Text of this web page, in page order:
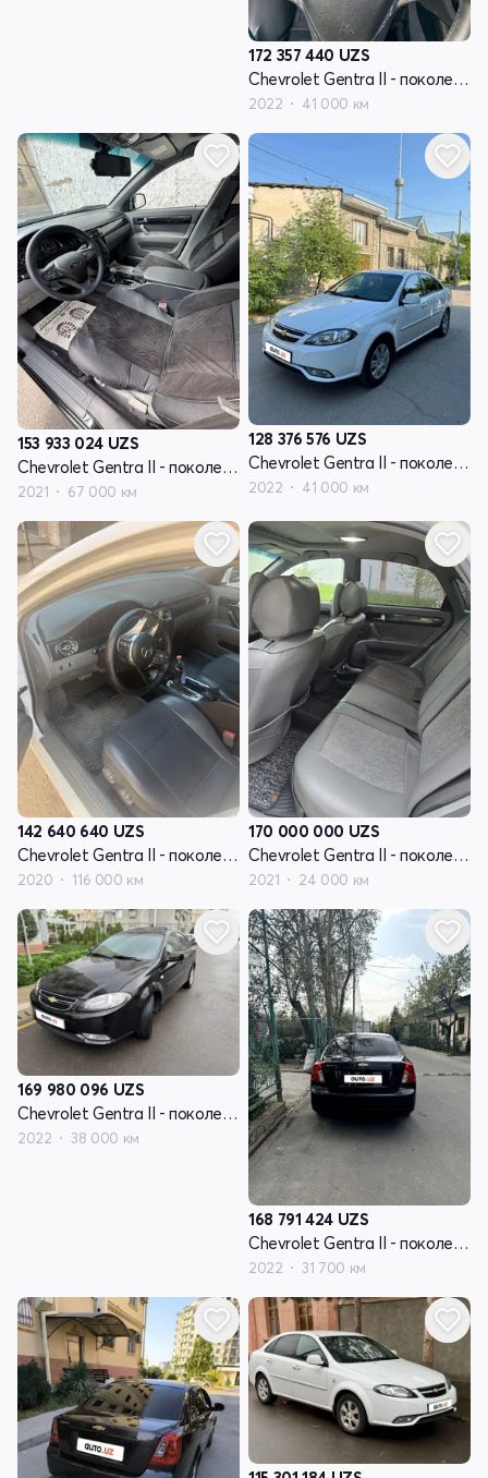
172 357 440 UZS
Chevrolet Gentra II - поколение
2022 41 000 км
153 933 024 UZS
Chevrolet Gentra II - поколение
2021 67 000 км
128 376 576 UZS
Chevrolet Gentra II - поколение
2022 41 000 км
142 640 640 UZS
Chevrolet Gentra II - поколение
2020 116 000 км
170 000 000 UZS
Chevrolet Gentra II - поколение
2021 24 000 км
169 980 096 UZS
Chevrolet Gentra II - поколение
2022 38 000 км
168 791 424 UZS
Chevrolet Gentra II - поколение
2022 31 700 км